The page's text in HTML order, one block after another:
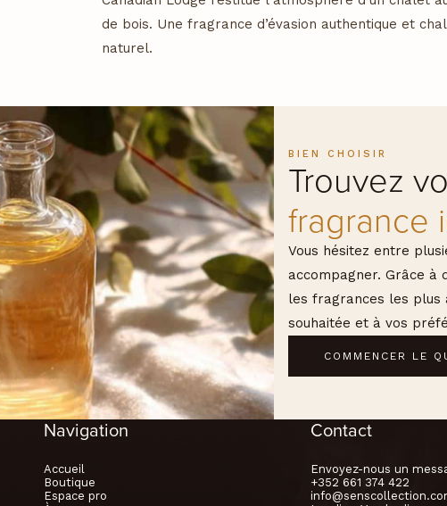
de bois. Une fragrance d’évasion authentique et
naturel.
BIEN CHOISIR
Trouvez
fragrance
Vous hésitez entre
accompagner. Grâce à
les fragrances les plus
souhaitée et à vos
COMMENCER LE
Navigation
Accueil
Boutique
Espace pro
Contact
Envoyez-nous un
+352 661 374 422